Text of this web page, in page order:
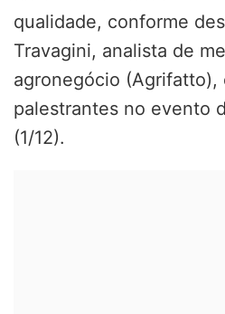
qualidade, conforme
Travagini, analista de
agronegócio (Agrifatto),
palestrantes no evento
(1/12).